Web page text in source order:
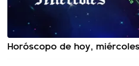
Horóscopo de hoy,